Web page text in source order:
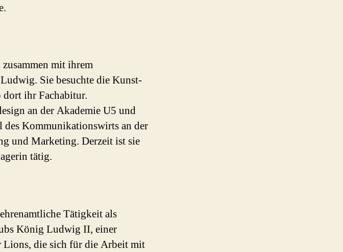
mit ihrem
Sie besuchte die Kunst-
dort ihr Fachabitur.
an der Akademie U5 und
des Kommunikationswirts an der
und Marketing. Derzeit ist sie
tätig.
Tätigkeit als
König Ludwig II, einer
Lions, die sich für die Arbeit mit